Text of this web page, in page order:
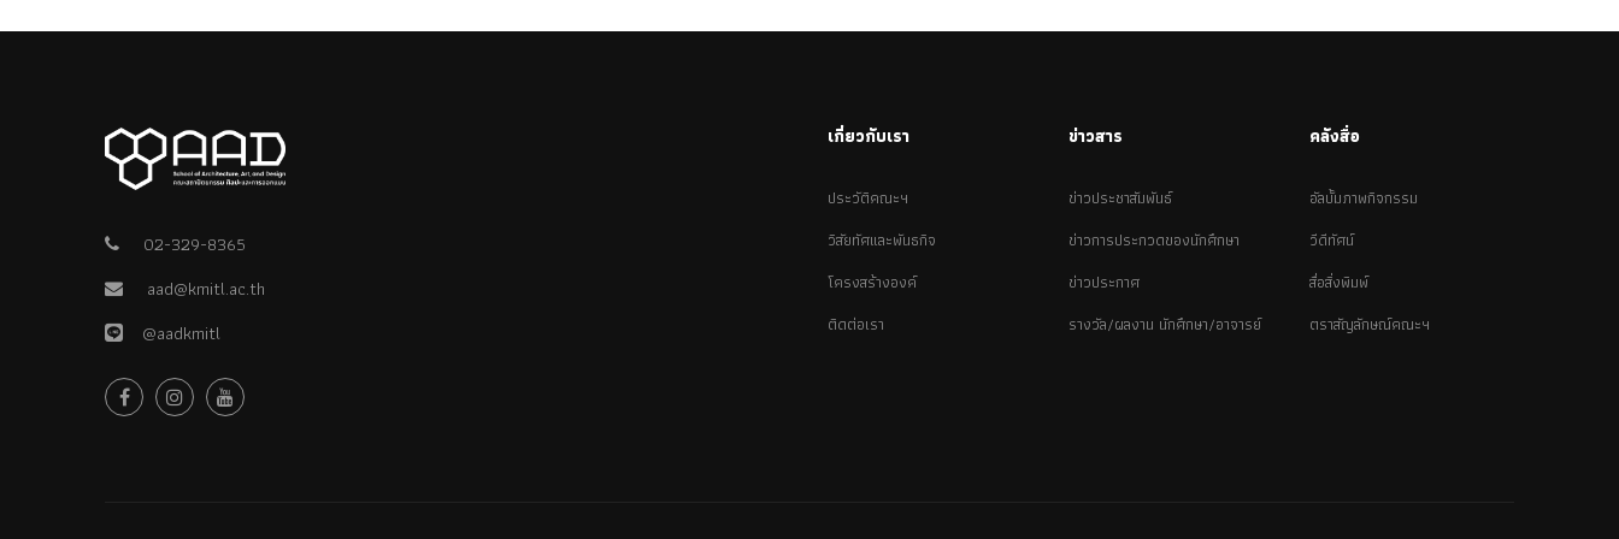
02-329-8365
aad@kmitl.ac.th
@aadkmitl
เกี่ยวกับเรา
ประวัติคณะฯ
วิสัยทัศและพันธกิจ
โครงสร้างองค์
ติดต่อเรา
ข่าวสาร
ข่าวประชาสัมพันธ์
ข่าวการประกวดของนักศึกษา
ข่าวประกาศ
รางวัล/ผลงาน นักศึกษา/อาจารย์
คลังสื่อ
อัลบั้มภาพกิจกรรม
วีดีทัศน์
สื่อสิ่งพิมพ์
ตราสัญลักษณ์คณะฯ